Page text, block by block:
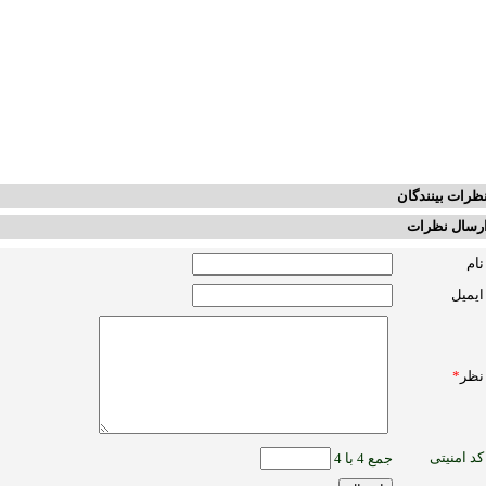
بینندگان
نظرات
نام
ایمیل
نظر *
کد امنیتی جمع 4 با 4